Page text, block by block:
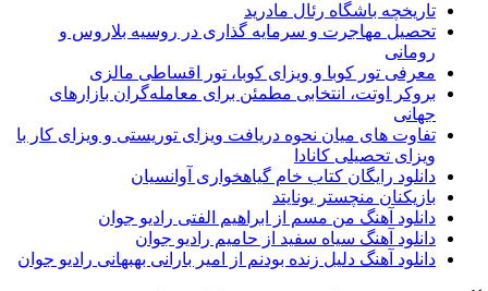
تاریخچه باشگاه رئال مادرید
تحصیل مهاجرت و سرمایه گذاری در روسیه بلاروس و
رومانی
معرفی تور کوبا و ویزای کوبا، تور اقساطی مالزی
بروکر اوتت، انتخابی مطمئن برای معامله‌گران بازارهای
جهانی
تفاوت های میان نحوه دریافت ویزای توریستی و ویزای کار با
ویزای تحصیلی کانادا
دانلود رایگان کتاب خام گیاهخواری آوانسیان
بازیکنان منچستر یونایتد
دانلود آهنگ من مسم از ابراهیم الفتی رادیو جوان
دانلود آهنگ سیاه سفید از حامیم رادیو جوان
دانلود آهنگ دلیل زنده بودنم از امیر بارانی بهبهانی رادیو جوان